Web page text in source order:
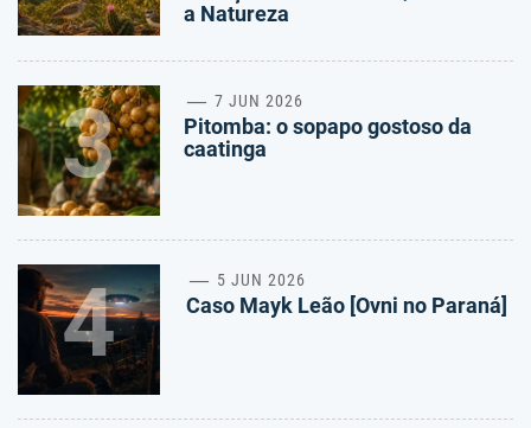
a Natureza
3 7 JUN 2026
Pitomba: o sopapo gostoso da
caatinga
4 5 JUN 2026
Caso Mayk Leão [Ovni no Paraná]